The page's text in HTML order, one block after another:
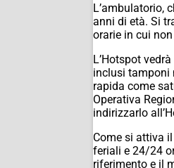
L’ambulatorio,
anni di età. Si
orarie in cui
L’Hotspot
inclusi tamponi
rapida come
Operativa
indirizzarlo
Come si attiva
feriali e 24/24
riferimento e il